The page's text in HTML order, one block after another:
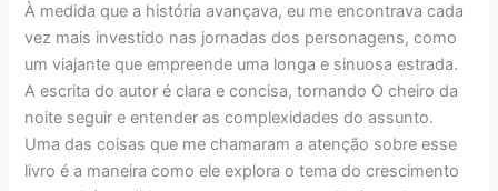
À medida que a história avançava, eu me encontrava cada
vez mais investido nas jornadas dos personagens, como
um viajante que empreende uma longa e sinuosa estrada.
A escrita do autor é clara e concisa, tornando O cheiro da
noite seguir e entender as complexidades do assunto.
Uma das coisas que me chamaram a atenção sobre esse
livro é a maneira como ele explora o tema do crescimento